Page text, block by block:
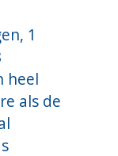
1
heel
als de